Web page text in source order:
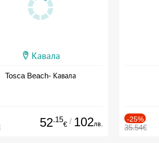
Кавала
Tosca Beach- Кавала
52.15
€ / 102лв.
-25%
35.54€